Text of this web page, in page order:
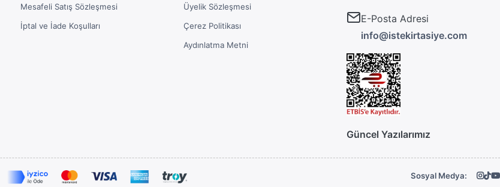
Mesafeli Satış Sözleşmesi
İptal ve İade Koşulları
Üyelik Sözleşmesi
Çerez Politikası
Aydınlatma Metni
E-Posta Adresi
info@istekirtasiye.com
Güncel Yazılarımız
Sosyal Medya: